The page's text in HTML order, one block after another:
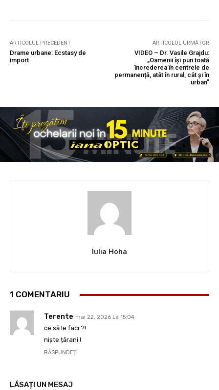
ARTICOLUL PRECEDENT
Drame urbane: Ecstasy de
import
ARTICOLUL URMĂTOR
VIDEO – Dr. Vasile Grajdu:
„Oamenii își pun toată
încrederea în centrele de
permanență, atât în rural, cât și în
urban”
Iulia Hoha
1 COMENTARIU
Terente mai 22, 2026 La 15:04
ce să le faci ?!
niște țărani !
RĂSPUNDEȚI
LĂSAȚI UN MESAJ